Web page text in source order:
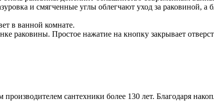
и смягченные углы облегчают уход за раковиной, а
в ванной комнате.
раковины. Простое нажатие на кнопку закрывает
сантехники более 130 лет. Благодаря